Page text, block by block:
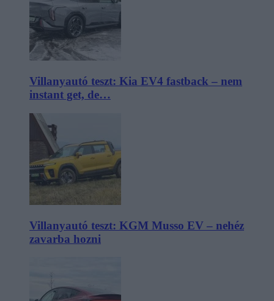
Villanyautó teszt: Kia EV4 fastback – nem
instant get, de…
Villanyautó teszt: KGM Musso EV – nehéz
zavarba hozni